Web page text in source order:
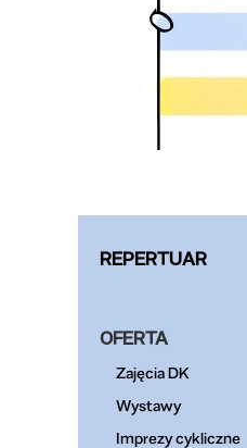
REPERTUAR
OFERTA
Zajęcia DK
Wystawy
Imprezy cykliczne